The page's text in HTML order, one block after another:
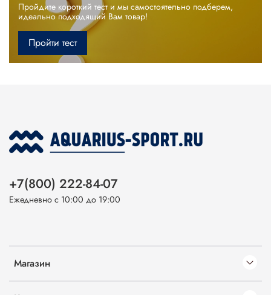
Пройдите короткий тест и мы самостоятельно подберем,
идеально подходящий Вам товар!
Пройти тест
Магазин
+7(800) 222-84-07
Ежедневно с 10:00 до 19:00